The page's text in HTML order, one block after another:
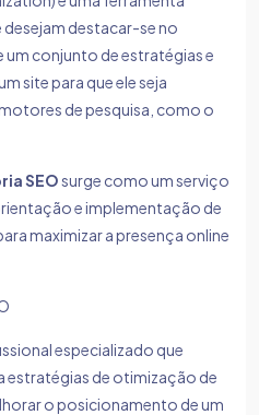
desejam destacar-se no
conjunto de estratégias e
site para que ele seja
de pesquisa, como o
SEOsurge como um serviço
e implementação de
maximizar a presença online
especializado que
estratégias de otimização de
o posicionamento de um